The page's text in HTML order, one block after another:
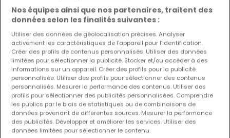
Appartements par nombre de chambres
1 chambre
2 chambres
3 chambres
4 chambres
5 chambres
Nos équipes ainsi que nos partenaires, traitent des
données selon les finalités suivantes :
Utiliser des données de géolocalisation précises. Analyser
activement les caractéristiques de l’appareil pour l’identification.
Créer des profils de contenus personnalisés. Utiliser des données
limitées pour sélectionner la publicité. Stocker et/ou accéder à des
informations sur un appareil. Créer des profils pour la publicité
personnalisée. Utiliser des profils pour sélectionner des contenus
personnalisés. Mesurer la performance des contenus. Utiliser des
profils pour sélectionner des publicités personnalisées. Comprendre
les publics par le biais de statistiques ou de combinaisons de
données provenant de différentes sources. Mesurer la performance
des publicités. Développer et améliorer les services. Utiliser des
données limitées pour sélectionner le contenu.